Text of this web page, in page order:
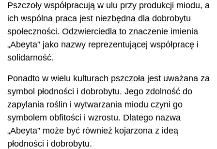
Pszczoły współpracują w ulu przy produkcji miodu, a
ich wspólna praca jest niezbędna dla dobrobytu
społeczności. Odzwierciedla to znaczenie imienia
„Abeyta” jako nazwy reprezentującej współpracę i
solidarność.
Ponadto w wielu kulturach pszczoła jest uważana za
symbol płodności i dobrobytu. Jego zdolność do
zapylania roślin i wytwarzania miodu czyni go
symbolem obfitości i wzrostu. Dlatego nazwa
„Abeyta” może być również kojarzona z ideą
płodności i dobrobytu.